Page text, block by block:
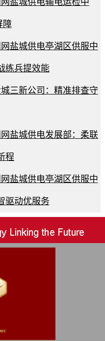
盐城供电输电运检中
障
盐城供电亭湖区供服中
练兵提效能
三新公司：精准排查守
盐城供电发展部：柔联
程
盐城供电亭湖区供服中
驱动优服务